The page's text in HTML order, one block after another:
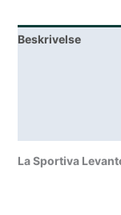
antall
Beskrivelse
La Sportiva